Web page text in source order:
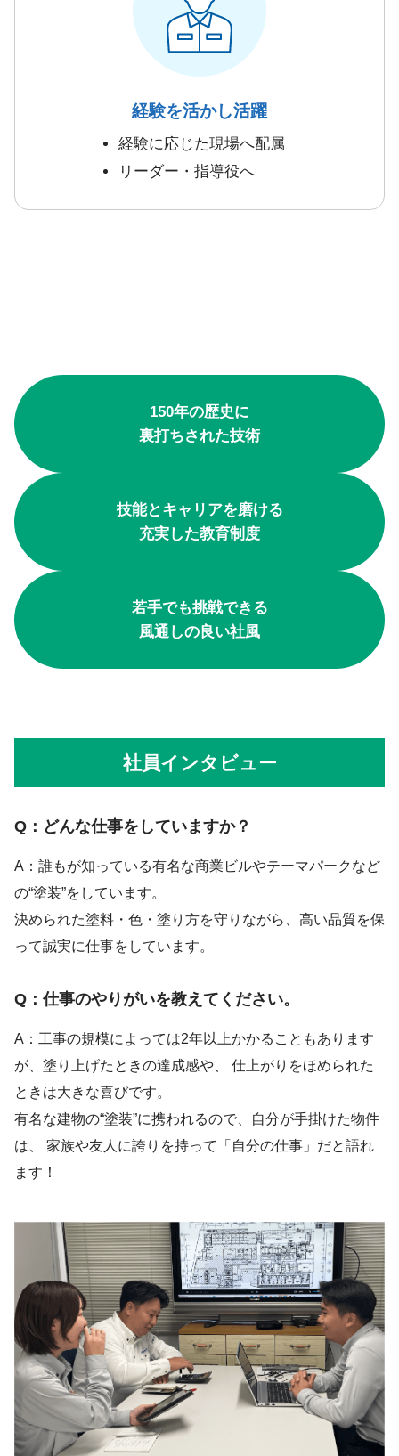
経験を活かし活躍
経験に応じた現場へ配属
リーダー・指導役へ
150年の歴史に
裏打ちされた技術
技能とキャリアを磨ける
充実した教育制度
若手でも挑戦できる
風通しの良い社風
社員インタビュー
Q：どんな仕事をしていますか？
A：誰もが知っている有名な商業ビルやテーマパークなど
の“塗装”をしています。
決められた塗料・色・塗り方を守りながら、高い品質を保
って誠実に仕事をしています。
Q：仕事のやりがいを教えてください。
A：工事の規模によっては2年以上かかることもあります
が、塗り上げたときの達成感や、 仕上がりをほめられた
ときは大きな喜びです。
有名な建物の“塗装”に携われるので、自分が手掛けた物件
は、 家族や友人に誇りを持って「自分の仕事」だと語れ
ます！